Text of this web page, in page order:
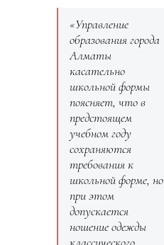
«Управление
образования города
Алматы
касательно
школьной формы
поясняет, что в
предстоящем
учебном году
сохраняются
требования к
школьной форме, но
при этом
допускается
ношение одежды